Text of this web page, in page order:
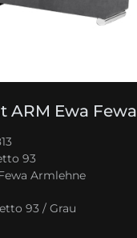
ARM Ewa Fewa
93
Armlehne
93 / Grau